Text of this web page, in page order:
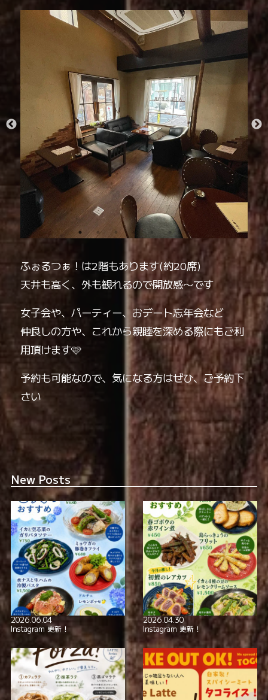
smoking_rooms全席喫煙可
極上の美酒と
本格イタリアン！
ふぉるつぁ！は2階もあります️(約20席)
天井も高く、外も観れるので開放感〜です
女子会や、パーティー、おデート忘年会など
仲良しの方や、これから親睦を深める際にもご利
用頂けます🩷
予約も可能なので、気になる方はぜひ、ご予約下
さい
New Posts
2026.06.04
Instagram 更新！
2026.04.30
Instagram 更新！